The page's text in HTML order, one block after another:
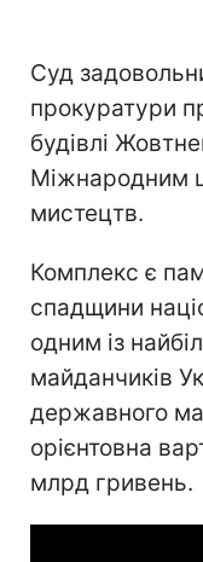
Суд
прокуратури
будівлі
Міжнародним
мистецтв.
Комплекс є
спадщини
одним із
майданчиків
державного
орієнтовна
млрд гривень.